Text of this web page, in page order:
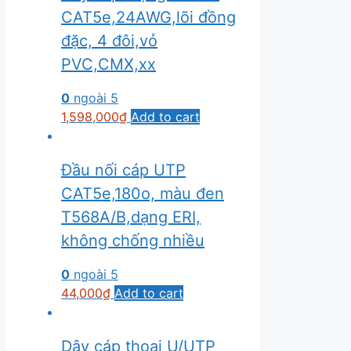
CAT5e,24AWG,lõi đồng
đặc, 4 đôi,vỏ
PVC,CMX,xx
0 ngoài 5
1,598,000₫ Add to cart
Đầu nối cáp UTP
CAT5e,180o, màu đen
T568A/B,dạng ERI,
không chống nhiều
0 ngoài 5
44,000₫ Add to cart
Dây cáp thoại U/UTP